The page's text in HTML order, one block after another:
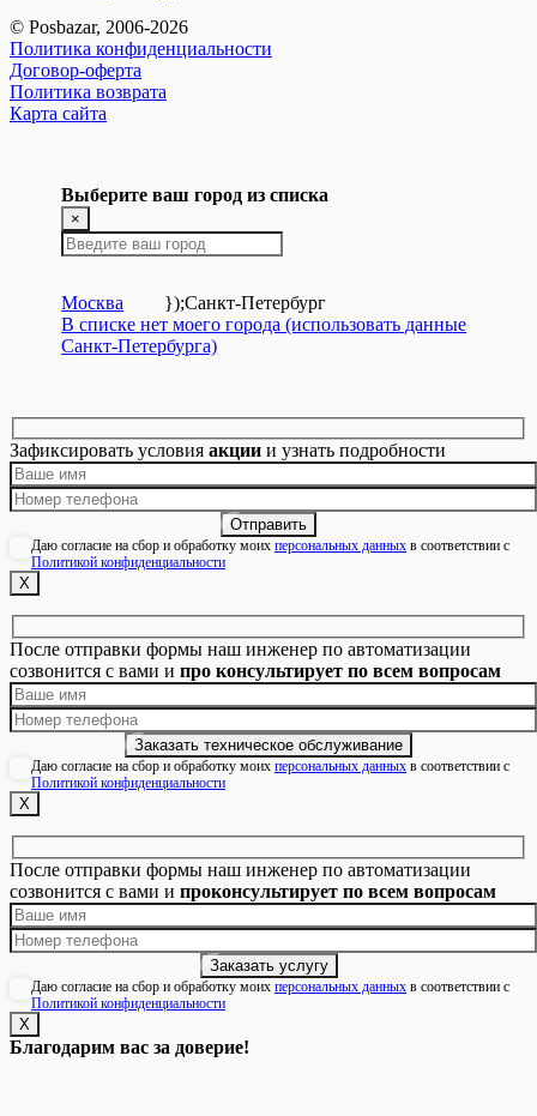
© Posbazar, 2006-2026
Политика конфиденциальности
Договор-оферта
Политика возврата
Карта сайта
Выберите ваш город из списка
×
Москва });Санкт-Петербург
В списке нет моего города (использовать данные
Санкт-Петербурга)
Зафиксировать условия акции и узнать подробности
Даю согласие на сбор и обработку моих персональных данных в соответствии с
Политикой конфиденциальности
Х
После отправки формы наш инженер по автоматизации
созвонится с вами и про консультирует по всем вопросам
Даю согласие на сбор и обработку моих персональных данных в соответствии с
Политикой конфиденциальности
Х
После отправки формы наш инженер по автоматизации
созвонится с вами и проконсультирует по всем вопросам
Даю согласие на сбор и обработку моих персональных данных в соответствии с
Политикой конфиденциальности
Х
Благодарим вас за доверие!